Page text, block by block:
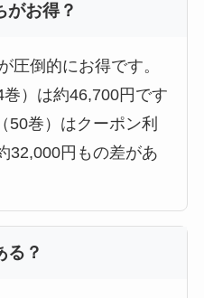
がお得？
圧倒的にお得です。
）は約46,700円です
50巻）はクーポン利
32,000円もの差があ
る？